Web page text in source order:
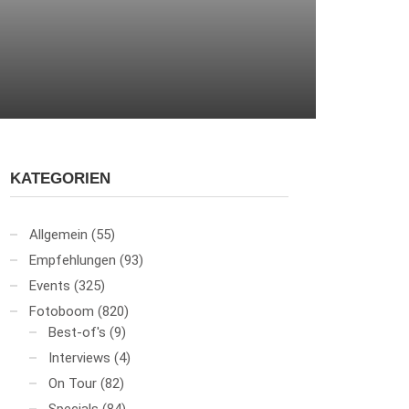
KATEGORIEN
Allgemein (55)
Empfehlungen (93)
Events (325)
Fotoboom (820)
Best-of's (9)
Interviews (4)
On Tour (82)